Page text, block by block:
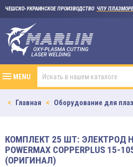
ЧЕШСКО-УКРАИНСКОЕ ПРОИЗВОДСТВО ЧПУ
MENU
Главная Оборудование для
КОМПЛЕКТ 25 ШТ: ЭЛЕКТРОД
POWERMAX COPPERPLUS 15-
(ОРИГИНАЛ)